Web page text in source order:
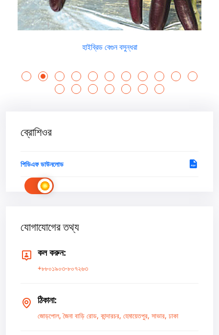
হাইব্রিড বেগুন বসুন্ধরা
ব্রোশিওর
পিডিএফ ডাউনলোড
যোগাযোগের তথ্য
কল করুন:
+৮৮০১৯০৩-৮০৭২৬৩
ঠিকানা:
জোড়পোল, জৈনা বাড়ি রোড, কান্দারচর, হেমায়েতপুর, সাভার, ঢাকা